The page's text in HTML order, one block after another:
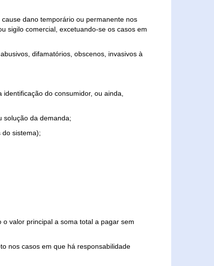
dano temporário ou permanente nos
sigilo comercial, excetuando-se os casos em
difamatórios, obscenos, invasivos à
do consumidor, ou ainda,
solução da demanda;
do sistema);
valor principal a soma total a pagar sem
nos casos em que há responsabilidade